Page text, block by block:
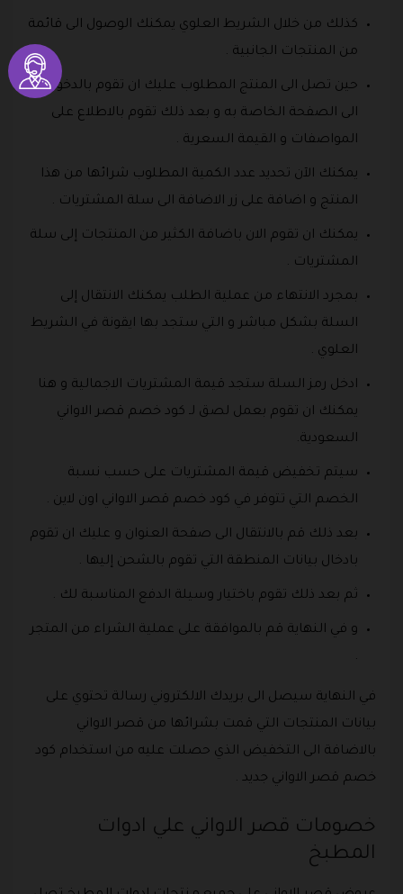
كذلك من خلال الشريط العلوي يمكنك الوصول الى قائمة
من المنتجات الجانبية .
حين تصل الى المنتج المطلوب عليك ان تقوم بالدخول
الى الصفحة الخاصة به و بعد ذلك تقوم بالاطلاع على
المواصفات و القيمة السعرية .
يمكنك الآن تحديد عدد الكمية المطلوب شرائها من هذا
المنتج و اضافة على زر الاضافة الى سلة المشتريات .
يمكنك ان تقوم الان باضافة الكثير من المنتجات إلى سلة
المشتريات .
بمجرد الانتهاء من عملية الطلب يمكنك الانتقال إلى
السلة بشكل مباشر و التي ستجد بها ايقونة في الشريط
العلوي .
ادخل رمز السلة ستجد قيمة المشتريات الاجمالية و هنا
يمكنك ان تقوم بعمل لصق لـ كود خصم قصر الاواني
السعودية.
سيتم تخفيض قيمة المشتريات على حسب نسبة
الخصم التي تتوفر في كود خصم قصر الاواني اون لاين .
بعد ذلك قم بالانتقال الى صفحة العنوان و عليك ان تقوم
بادخال بيانات المنطقة التي تقوم بالشحن إليها .
ثم بعد ذلك تقوم باختيار وسيلة الدفع المناسبة لك .
و في النهاية قم بالموافقة على عملية الشراء من المتجر
.
في النهاية سيصل الى بريدك الالكتروني رسالة تحتوي على
بيانات المنتجات التي قمت بشرائها من قصر الاواني
بالاضافة الى التخفيض الذي حصلت عليه من استخدام كود
خصم قصر الاواني جديد .
خصومات قصر الاواني علي ادوات
المطبخ